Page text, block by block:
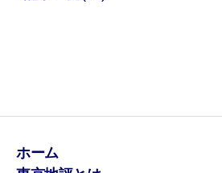
ホーム